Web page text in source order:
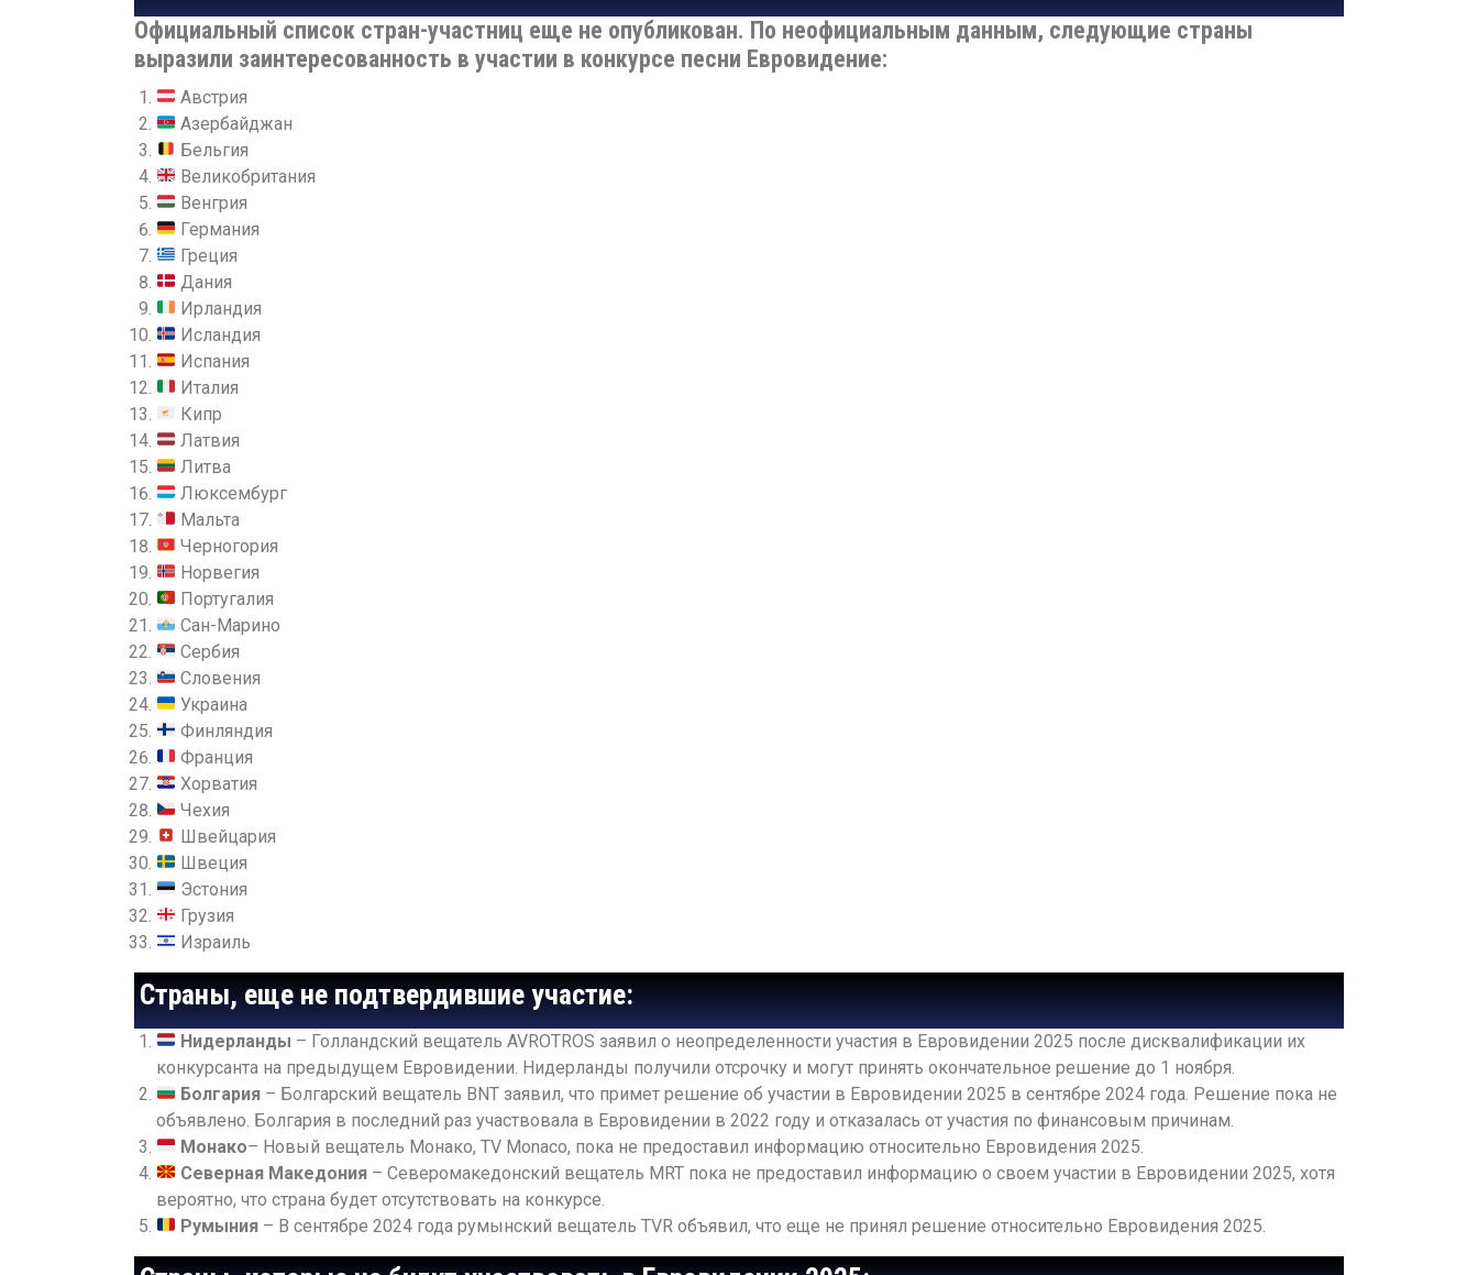
Официальный список стран-участниц еще не опубликован. По неофициальным данным, следующие страны
выразили заинтересованность в участии в конкурсе песни Евровидение:
Австрия
Азербайджан
Бельгия
Великобритания
Венгрия
Германия
Греция
Дания
Ирландия
Исландия
Испания
Италия
Кипр
Латвия
Литва
Люксембург
Мальта
Черногория
Норвегия
Португалия
Сан-Марино
Сербия
Словения
Украина
Финляндия
Франция
Хорватия
Чехия
Швейцария
Швеция
Эстония
Грузия
Израиль
Страны, еще не подтвердившие участие:
Нидерланды – Голландский вещатель AVROTROS заявил о неопределенности участия в Евровидении 2025 после дисквалификации их
конкурсанта на предыдущем Евровидении. Нидерланды получили отсрочку и могут принять окончательное решение до 1 ноября.
Болгария – Болгарский вещатель BNT заявил, что примет решение об участии в Евровидении 2025 в сентябре 2024 года. Решение пока не
объявлено. Болгария в последний раз участвовала в Евровидении в 2022 году и отказалась от участия по финансовым причинам.
Монако– Новый вещатель Монако, TV Monaco, пока не предоставил информацию относительно Евровидения 2025.
Северная Македония – Северомакедонский вещатель MRT пока не предоставил информацию о своем участии в Евровидении 2025, хотя
вероятно, что страна будет отсутствовать на конкурсе.
Румыния – В сентябре 2024 года румынский вещатель TVR объявил, что еще не принял решение относительно Евровидения 2025.